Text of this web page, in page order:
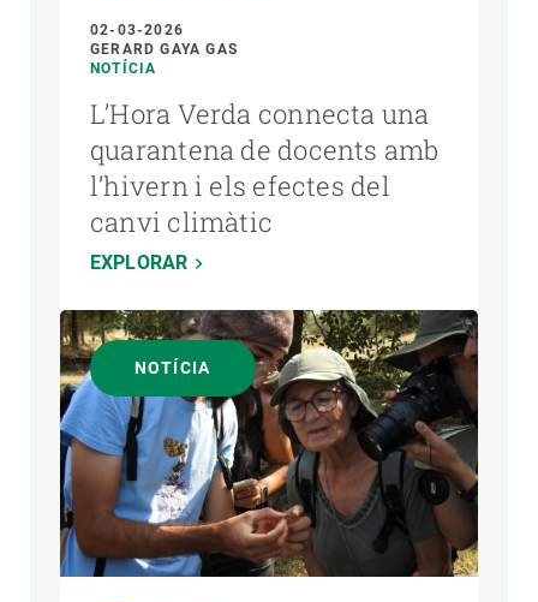
02-03-2026
GERARD GAYA GAS
NOTÍCIA
L’Hora Verda connecta una
quarantena de docents amb
l’hivern i els efectes del
canvi climàtic
EXPLORAR
NOTÍCIA